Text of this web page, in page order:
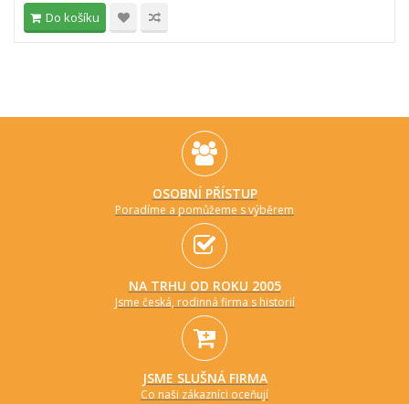
Do košíku
OSOBNÍ PŘÍSTUP
Poradíme a pomůžeme s výběrem
NA TRHU OD ROKU 2005
Jsme česká, rodinná firma s historií
JSME SLUŠNÁ FIRMA
Co naši zákazníci oceňují